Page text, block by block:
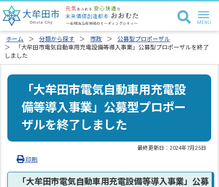
ホーム 分類から探す 市政
公募型プロポーザル
「大牟田市電気自動車用充電設備等導入事業」公募型プロポーザルを終了
しました
「大牟田市電気自動車用充電設
備等導入事業」公募型プロポー
ザルを終了しました
最終更新日：2024年7月25日
印刷
「大牟田市電気自動車用充電設備等導入事業」公募